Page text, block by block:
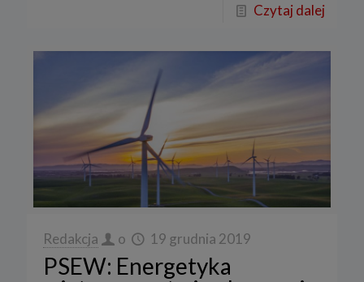
Czytaj dalej
Redakcja o 19 grudnia 2019
PSEW: Energetyka